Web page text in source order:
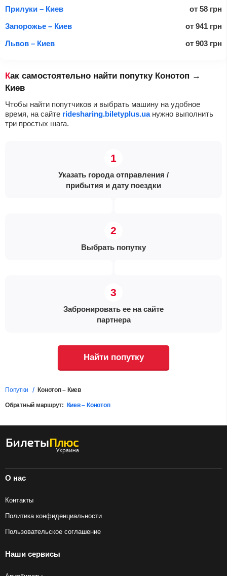
Прилуки – Киев
от 58 грн
Запорожье – Киев
от 941 грн
Львов – Киев
от 903 грн
Как самостоятельно найти попутку Конотоп →
Киев
Чтобы найти попутчиков и выбрать машину на удобное
время, на сайте ridesharing.biletyplus.uaнужно выполнить
три простых шага.
Указать города отправления /
прибытия и дату поездки
Выбрать попутку
Забронировать ее на сайте
партнера
Найти попутку
Попутки Конотоп – Киев
Обратный маршрут: Киев – Конотоп
О нас
Контакты
Политика конфиденциальности
Пользовательское соглашение
Наши сервисы